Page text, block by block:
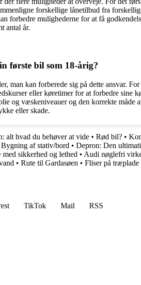
forskellige lånetilbud fra
forbedre mulighederne for at få
antal år.
første bil som 18-årig?
man kan forberede sig på dette ansvar.
eller køretimer for at forbedre
og væskeniveauer og den korrekte måde
eller skade.
alt hvad du behøver at vide • Rød bil? •
af stativ/bord • Depron: Den
sikkerhed og lethed • Audi nøglefri
• Rute til Gardasøen • Fliser på træplade
TikTok Mail
RSS